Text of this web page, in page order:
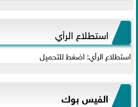
استطلاع الرأي
استطلاع الرأي: اضغط للتحميل
الفيس بوك